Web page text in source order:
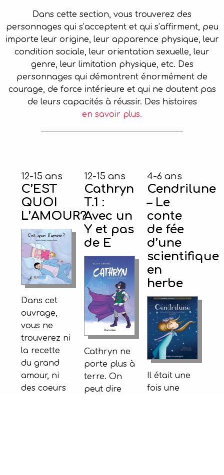
Dans cette section, vous trouverez des
personnages qui s’acceptent et qui s’affirment, peu
importe leur origine, leur apparence physique, leur
condition sociale, leur orientation sexuelle, leur
genre, leur limitation physique, etc. Des
personnages qui démontrent énormément de
courage, de force intérieure et qui ne doutent pas
de leurs capacités à réussir. Des histoires
en savoir plus.
12-15 ans
C’EST
QUOI
L’AMOUR?
Dans cet
ouvrage,
vous ne
trouverez ni
la recette
du grand
amour, ni
des coeurs
12-15 ans
Cathryn
T.1 :
Avec un
Y et pas
de E
Cathryn ne
porte plus à
terre. On
peut dire
4-6 ans
Cendrilune
– Le
conte
de fée
d’une
scientifique
en
herbe
Il était une
fois une